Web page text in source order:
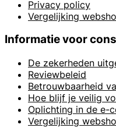
Privacy policy
Vergelijking
Informatie voor
De zekerheden
Reviewbeleid
Betrouwbaarheid
Hoe blijf je veilig
Oplichting in de e-
Vergelijking